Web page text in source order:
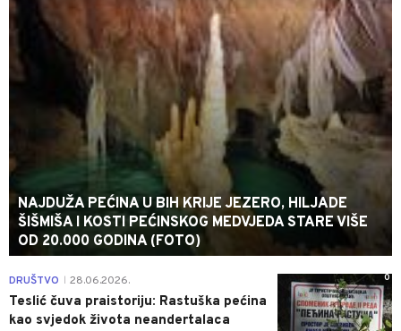
NAJDUŽA PEĆINA U BIH KRIJE JEZERO, HILJADE
ŠIŠMIŠA I KOSTI PEĆINSKOG MEDVJEDA STARE VIŠE
OD 20.000 GODINA (FOTO)
0
DRUŠTVO 28.06.2026.
Teslić čuva praistoriju: Rastuška pećina
kao svjedok života neandertalaca